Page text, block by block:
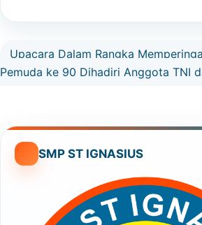
Upacara Dalam Rangka
Pemuda ke 90 Dihadiri Anggota TNI
SMP ST IGNASIUS